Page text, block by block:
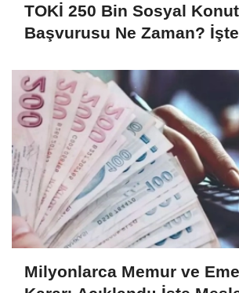
TOKİ 250 Bin Sosyal Konut
Başvurusu Ne Zaman?
Milyonlarca Memur ve